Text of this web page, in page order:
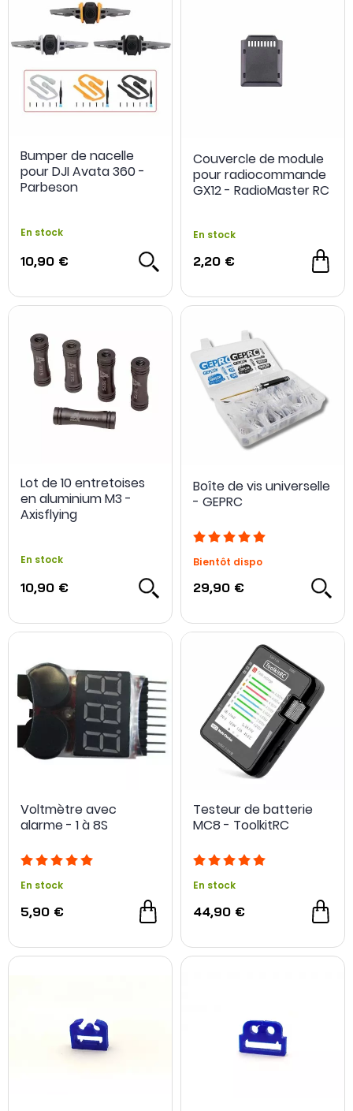
Bumper de nacelle
pour DJI Avata 360 -
Parbeson
En stock
10,90 €
Couvercle de module
pour radiocommande
GX12 - RadioMaster RC
En stock
2,20 €
Lot de 10 entretoises
en aluminium M3 -
Axisflying
En stock
10,90 €
Boîte de vis universelle
- GEPRC
Bientôt dispo
29,90 €
Voltmètre avec
alarme - 1 à 8S
En stock
5,90 €
Testeur de batterie
MC8 - ToolkitRC
En stock
44,90 €